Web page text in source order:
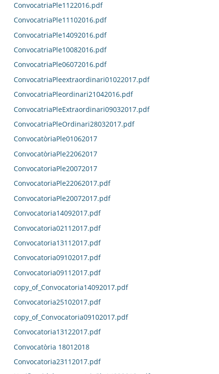
ConvocatriaPle1122016.pdf
ConvocatriaPle11102016.pdf
ConvocatriaPle14092016.pdf
ConvocatriaPle10082016.pdf
ConvocatriaPle06072016.pdf
ConvocatriaPleextraordinari01022017.pdf
ConvocatriaPleordinari21042016.pdf
ConvocatriaPleExtraordinari09032017.pdf
ConvocatriaPleOrdinari28032017.pdf
ConvocatòriaPle01062017
ConvocatòriaPle22062017
ConvocatoriaPle20072017
ConvocatoriaPle22062017.pdf
ConvocatoriaPle20072017.pdf
Convocatoria14092017.pdf
Convocatoria02112017.pdf
Convocatoria13112017.pdf
Convocatoria09102017.pdf
Convocatoria09112017.pdf
copy_of_Convocatoria14092017.pdf
Convocatoria25102017.pdf
copy_of_Convocatoria09102017.pdf
Convocatoria13122017.pdf
Convocatòria 18012018
Convocatoria23112017.pdf